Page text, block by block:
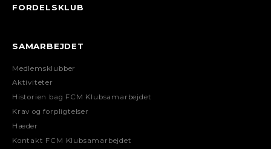
FORDELSKLUB
SAMARBEJDET
Medlemsklubber
Aktiviteter
Historien bag FCM Klubsamarbejdet
Krav og forpligtelser
Hæder
Kontakt FCM Klubsamarbejdet